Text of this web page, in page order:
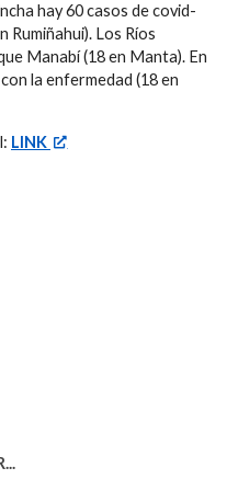
hay 60 casos de covid-
Rumiñahui). Los Ríos
Manabí (18 en Manta). En
la enfermedad (18 en
LINK